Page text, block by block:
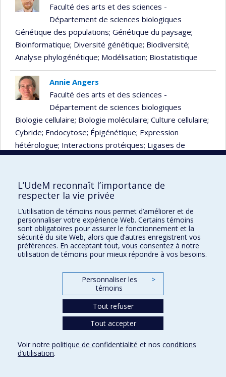
Faculté des arts et des sciences -
Département de sciences biologiques
Génétique des populations; Génétique du paysage;
Bioinformatique; Diversité génétique; Biodiversité;
Analyse phylogénétique; Modélisation; Biostatistique
Annie Angers
Faculté des arts et des sciences -
Département de sciences biologiques
Biologie cellulaire; Biologie moléculaire; Culture cellulaire;
Cybride; Endocytose; Épigénétique; Expression
hétérologue; Interactions protéiques; Ligases de
l'ubiquitine; Phosphorylation; Protéines; Protéomique;
Transformation; Transformation génétique; Transport
intracellulaire ; Ubiquitylation
Carole Anglade
Faculté de médecine - École d'orthophonie et
d'audiologie
Troubles de la parole et du langage; Services et soins
de réadaptation; Santé communautaire / santé publique
Innovations technologiques
Borhane Annabi
Faculté de médecine - Département de
pharmacologie et physiologie
Physiologie; Angiogénèse; Signalisation cellulaire et
cancer; Cellule
L’UdeM reconnaît l’importance de
respecter la vie privée
L’utilisation de témoins nous permet d’améliorer et de
personnaliser votre expérience Web. Certains témoins
sont obligatoires pour assurer le fonctionnement et la
sécurité du site Web, alors que d’autres enregistrent vos
préférences. En acceptant tout, vous consentez à notre
utilisation de témoins pour mieux répondre à vos besoins.
Personnaliser les
témoins
>
Tout refuser
Tout accepter
Voir notre politique de confidentialité et nos conditions
d’utilisation.